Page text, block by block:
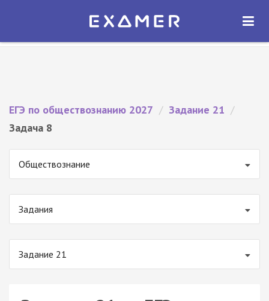
Экзамер — ЕГЭ 2027
ОТКРЫТЬ
ЕГЭ по обществознанию 2027 / Задание 21 /
Задача 8
Обществознание
Задания
Задание 21